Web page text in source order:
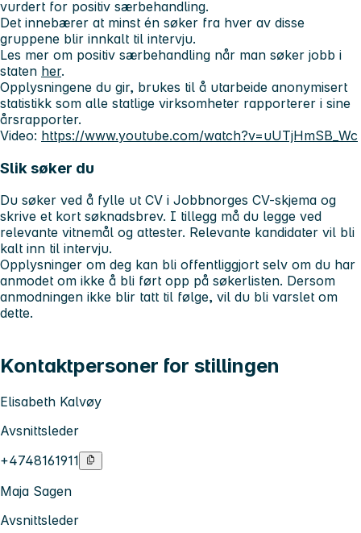
vurdert for positiv særbehandling.
Det innebærer at minst én søker fra hver av disse
gruppene blir innkalt til intervju.
Les mer om positiv særbehandling når man søker jobb i
staten her.
Opplysningene du gir, brukes til å utarbeide anonymisert
statistikk som alle statlige virksomheter rapporterer i sine
årsrapporter.
Video: https://www.youtube.com/watch?v=uUTjHmSB_Wc
Slik søker du
Du søker ved å fylle ut CV i Jobbnorges CV-skjema og
skrive et kort søknadsbrev. I tillegg må du legge ved
relevante vitnemål og attester. Relevante kandidater vil bli
kalt inn til intervju.
Opplysninger om deg kan bli offentliggjort selv om du har
anmodet om ikke å bli ført opp på søkerlisten. Dersom
anmodningen ikke blir tatt til følge, vil du bli varslet om
dette.
Kontaktpersoner for stillingen
Elisabeth Kalvøy
Avsnittsleder
+4748161911
Maja Sagen
Avsnittsleder